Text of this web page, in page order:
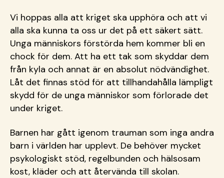
Vi hoppas alla att kriget ska upphöra och att vi
alla ska kunna ta oss ur det på ett säkert sätt.
Unga människors förstörda hem kommer bli en
chock för dem. Att ha ett tak som skyddar dem
från kyla och annat är en absolut nödvändighet.
Låt det finnas stöd för att tillhandahålla lämpligt
skydd för de unga människor som förlorade det
under kriget.
Barnen har gått igenom trauman som inga andra
barn i världen har upplevt. De behöver mycket
psykologiskt stöd, regelbunden och hälsosam
kost, kläder och att återvända till skolan.